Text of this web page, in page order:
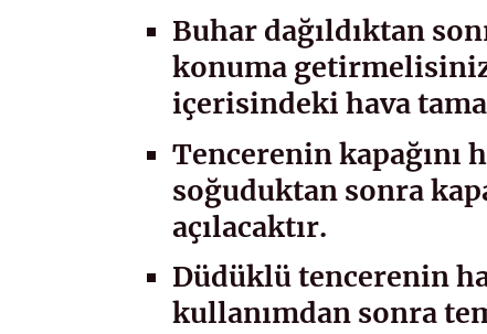
Buhar dağıldıktan
konuma
içerisindeki hava
Tencerenin kapağını
soğuduktan sonra
açılacaktır.
Düdüklü tencerenin
kullanımdan sonra